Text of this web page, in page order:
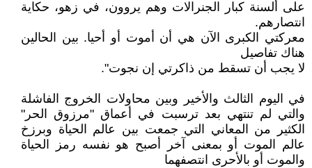
على ألسنة كبار الجنرالات وهم يروون، في زهو، حكاية
انتصارهم.
معركتي الكبرى الآن هي أن أموت أو أحيا. بين الحالين
هناك تفاصيل
لا يجب أن تسقط من ذاكرتي إن نجوت".
في اليوم الثالث والأخير وبين محاولات الخروج الفاشلة
والتي لم تنتهي بعد ترسبت في أعماق "مرزوق الحر"
الكثير من المعاني التي جمعت بين عالم الحياة وبرزخ
عالم الموت أو بمعنى آخر أصبح هو نفسه رمز الحياة
والموت أو بالأحرى انتصفهما